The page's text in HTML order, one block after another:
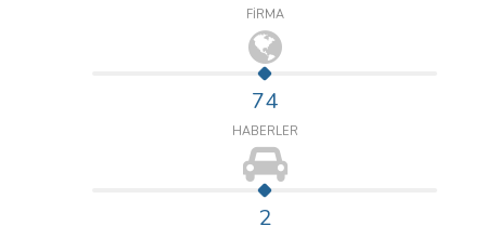
FİRMA
74
HABERLER
2